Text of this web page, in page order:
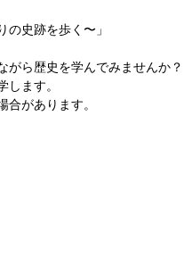
史跡を歩く〜」
がら歴史を学んでみませんか？
ます。
があります。